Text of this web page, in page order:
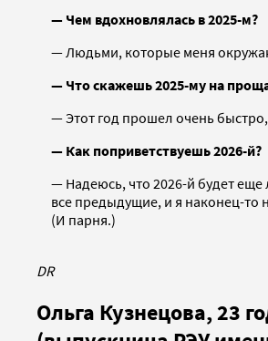
— Чем вдохновлялась в 2025-м?
— Людьми, которые меня
— Что скажешь 2025-му на
— Этот год прошел очень
— Как поприветствуешь 2026-й?
— Надеюсь, что 2026-й будет еще
все предыдущие, и я наконец-то
(И парня.)
DR
Ольга Кузнецова, 23